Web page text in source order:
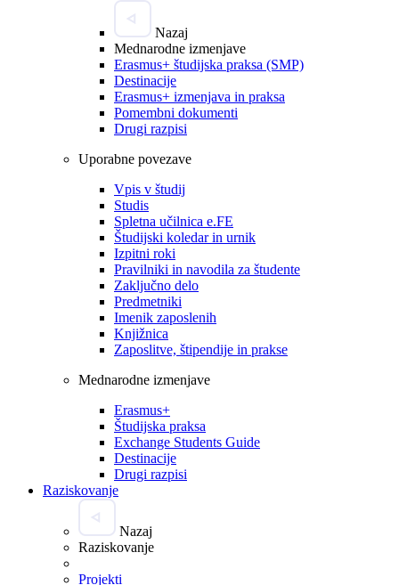
Nazaj
Mednarodne izmenjave
Erasmus+ študijska praksa (SMP)
Destinacije
Erasmus+ izmenjava in praksa
Pomembni dokumenti
Drugi razpisi
Uporabne povezave
Vpis v študij
Studis
Spletna učilnica e.FE
Študijski koledar in urnik
Izpitni roki
Pravilniki in navodila za študente
Zaključno delo
Predmetniki
Imenik zaposlenih
Knjižnica
Zaposlitve, štipendije in prakse
Mednarodne izmenjave
Erasmus+
Študijska praksa
Exchange Students Guide
Destinacije
Drugi razpisi
Raziskovanje
Nazaj
Raziskovanje
Projekti